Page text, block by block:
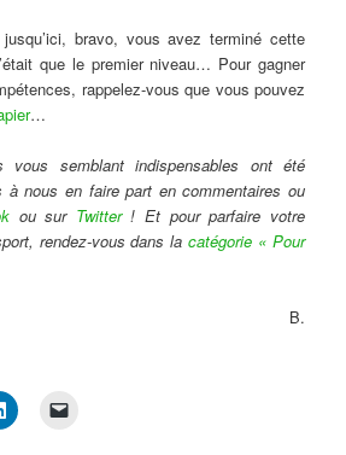
bravo, vous avez terminé cette
que le premier niveau… Pour gagner
rappelez-vous que vous pouvez
…
vous semblant indispensables ont été
à nous en faire part en commentaires ou
ou sur Twitter! Et pour parfaire votre
rendez-vous dans lacatégorie « Pour
B.